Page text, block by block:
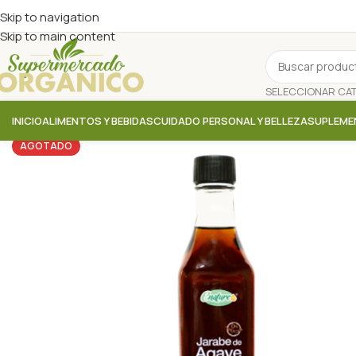
Skip to navigation
Skip to main content
INICIOALIMENTOS Y BEBIDASCUIDADO PERSONAL Y BELLEZA
AGOTADO